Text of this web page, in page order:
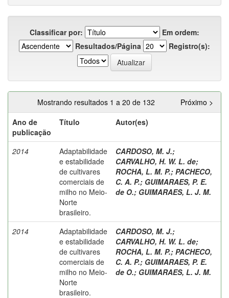
Classificar por:
Em ordem:
Resultados/Página
Registro(s):
Mostrando resultados 1 a 20 de 132
Próximo >
Ano de
publicação
Título Autor(es)
2014
Adaptabilidade
e estabilidade
de cultivares
comerciais de
milho no Meio-
Norte
brasileiro.
CARDOSO, M. J.;
CARVALHO, H. W. L. de;
ROCHA, L. M. P.; PACHECO,
C. A. P.; GUIMARAES, P. E.
de O.; GUIMARAES, L. J. M.
2014
Adaptabilidade
e estabilidade
de cultivares
comerciais de
milho no Meio-
Norte
brasileiro.
CARDOSO, M. J.;
CARVALHO, H. W. L. de;
ROCHA, L. M. P.; PACHECO,
C. A. P.; GUIMARAES, P. E.
de O.; GUIMARAES, L. J. M.